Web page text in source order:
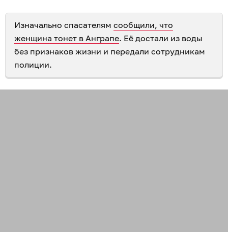
Изначально спасателям сообщили, что
женщина тонет в Анграпе. Её достали из воды
без признаков жизни и передали сотрудникам
полиции.